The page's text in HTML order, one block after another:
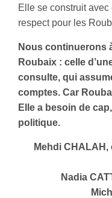
Elle se construit
respect pour les
Nous continuerons
Roubaix : celle
consulte, qui
comptes. Car
Elle a besoin de
politique.
Mehdi
Nadia